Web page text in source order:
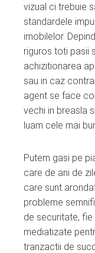
vizual ci trebuie
standardele
imobilelor.
riguros toti pasii
achizitionarea
sau in caz
agent se face
vechi in breasla
luam cele mai
Putem gasi pe
care de ani de
care sunt
probleme
de securitate,
mediatizate
tranzactii de